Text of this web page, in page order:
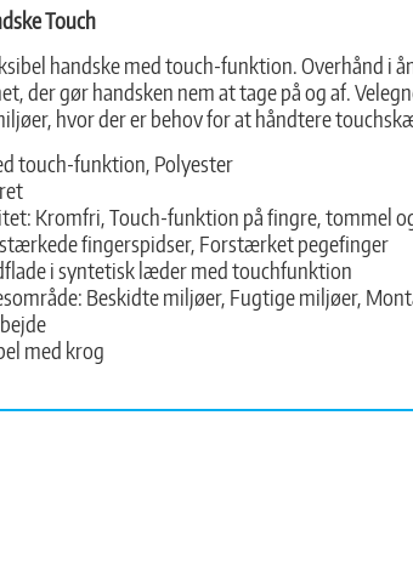
Touch
handske med touch-funktion. Overhånd i
der gør handsken nem at tage på og af.
hvor der er behov for at håndtere
touch-funktion, Polyester
Kromfri, Touch-funktion på fingre, tommel
fingerspidser, Forstærket pegefinger
i syntetisk læder med touchfunktion
Beskidte miljøer, Fugtige miljøer,
med krog